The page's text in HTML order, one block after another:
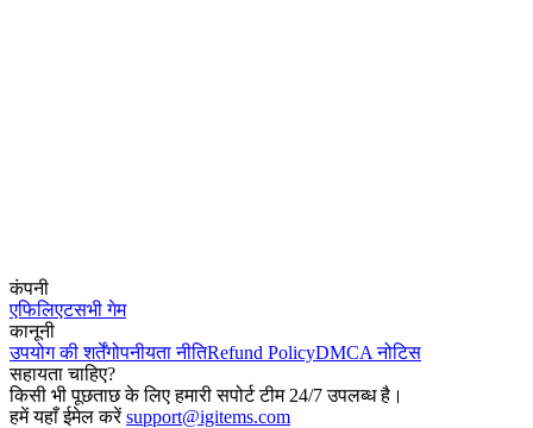
कंपनी
एफिलिएटसभी गेम
कानूनी
उपयोग की शर्तेंगोपनीयता नीतिRefund PolicyDMCA नोटिस
सहायता चाहिए?
किसी भी पूछताछ के लिए हमारी सपोर्ट टीम 24/7 उपलब्ध है।
हमें यहाँ ईमेल करेंsupport@igitems.com